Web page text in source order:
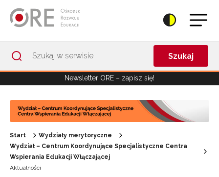
Szukaj
Newsletter ORE – zapisz się!
Start
Wydziały merytoryczne
Wydział – Centrum Koordynujące Specjalistyczne Centra
Wspierania Edukacji Włączającej
Aktualności